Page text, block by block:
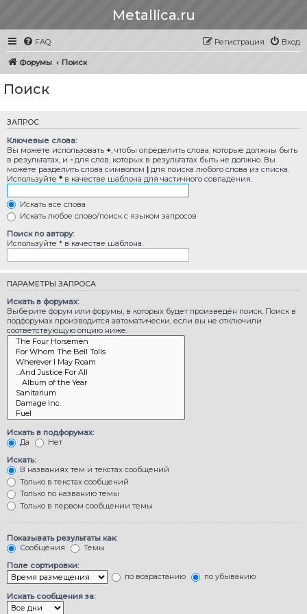
Metallica.ru
FAQ Вход
Регистрация
Форумы Поиск
Поиск
ЗАПРОС
Ключевые слова:
Вы можете использовать + , чтобы определить слова, которые должны быть
в результатах, и - для слов, которых в результатах быть не должно. Вы
можете разделить слова символом | для поиска любого слова из списка.
Используйте * в качестве шаблона для частичного совпадения.
Искать все слова
Искать любое слово/поиск с языком запросов
Поиск по автору:
Используйте * в качестве шаблона.
ПАРАМЕТРЫ ЗАПРОСА
Искать в форумах:
Выберите форум или форумы, в которых будет произведён поиск. Поиск в
подфорумах производится автоматически, если вы не отключили
соответствующую опцию ниже.
Искать в подфорумах:
Да
Нет
Искать:
В названиях тем и текстах сообщений
Только в текстах сообщений
Только по названию темы
Только в первом сообщении темы
Показывать результаты как:
Сообщения
Темы
Поле сортировки:
по возрастанию
по убыванию
Искать сообщения за: